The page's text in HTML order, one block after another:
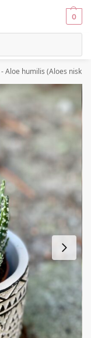
0
-Aloe humilis (Aloes niski)